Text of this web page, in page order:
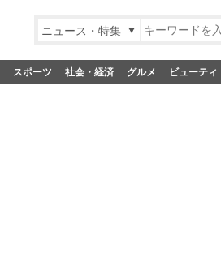
ニュース・特集
スポーツ 社会・経済 グルメ ビューティ